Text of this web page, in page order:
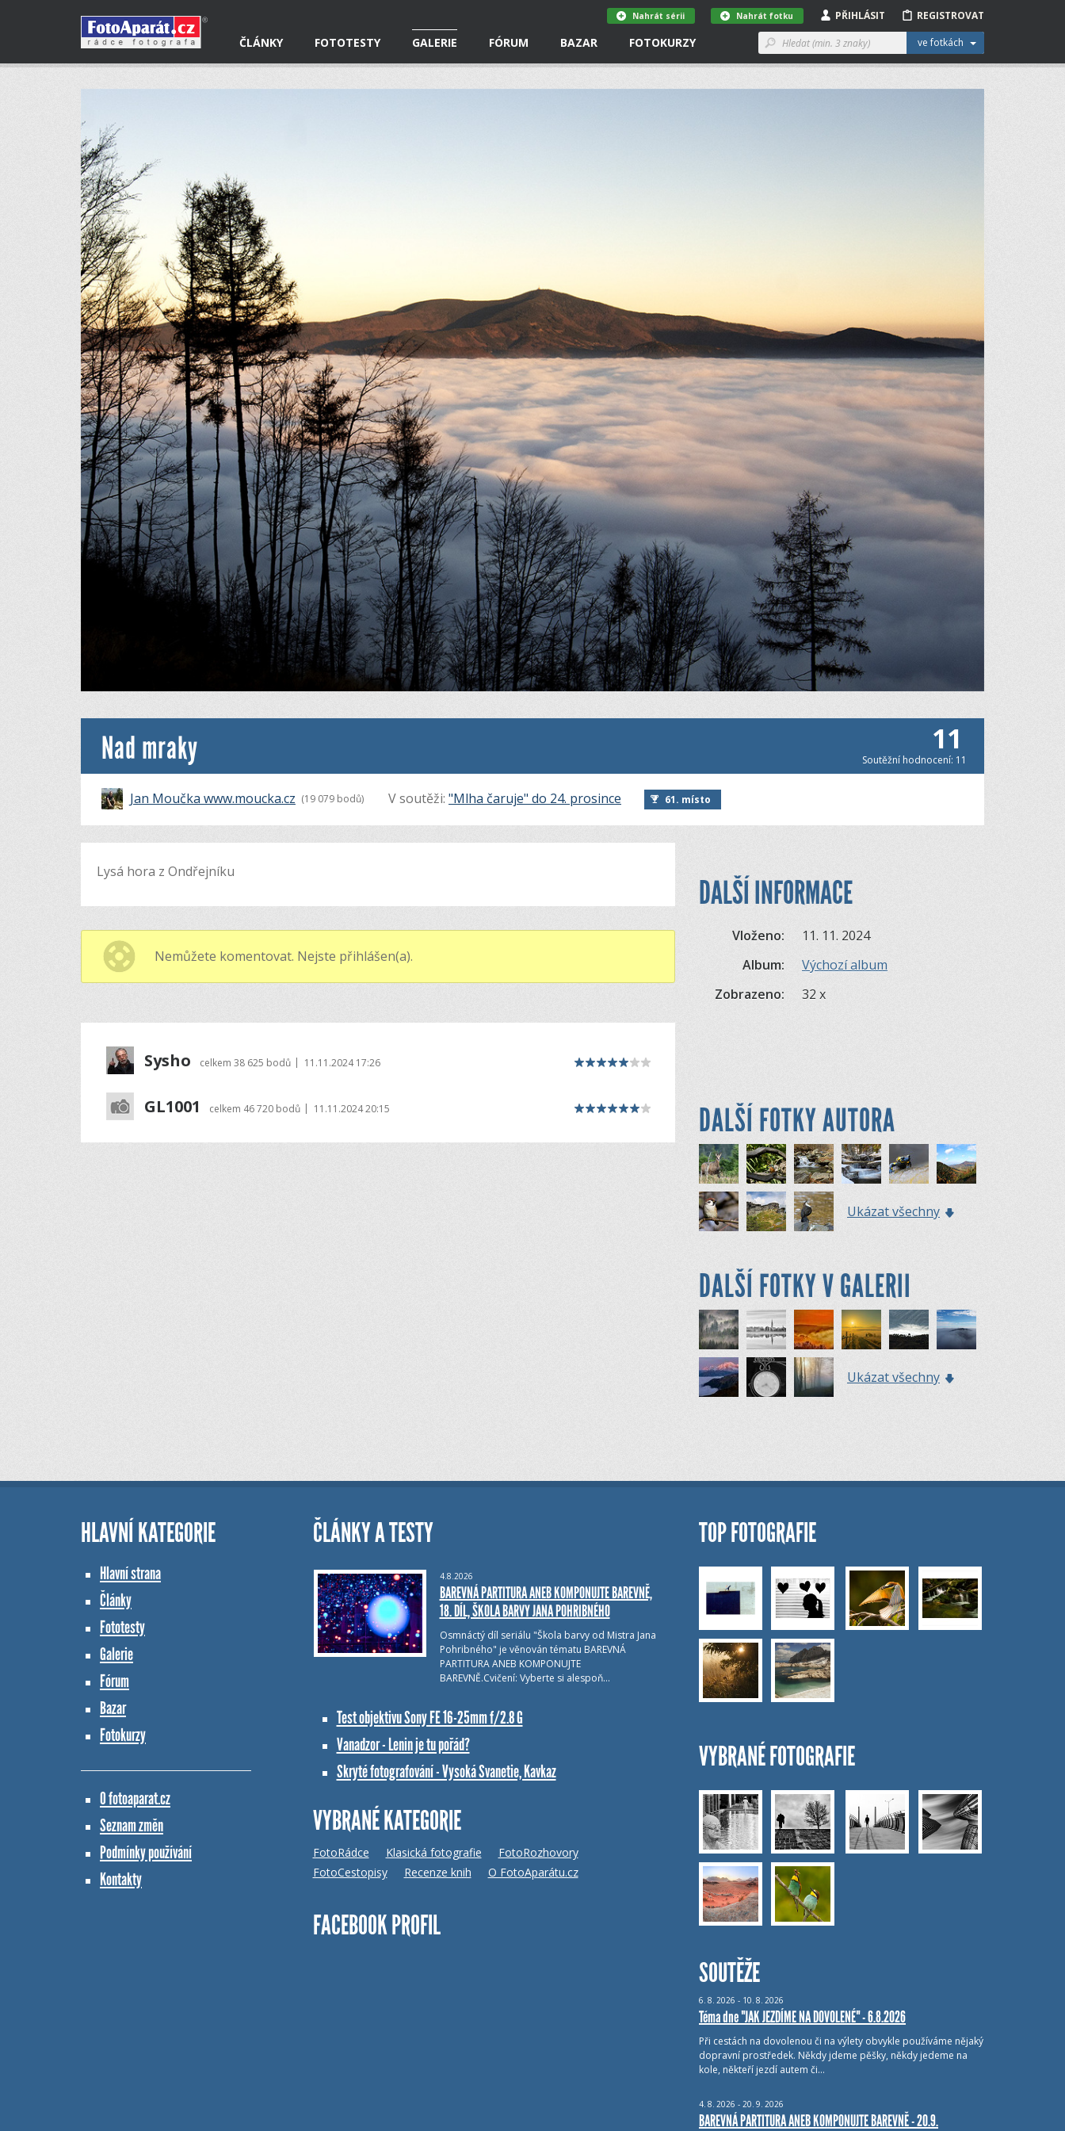
ČLÁNKY FOTOTESTY GALERIE FÓRUM BAZAR FOTOKURZY ve fotkách
REGISTROVAT
PŘIHLÁSIT
Nahrát fotku
Nahrát sérii
Nad mraky 11
Soutěžní hodnocení: 11
Jan Moučka www.moucka.cz (19 079 bodů) V soutěži: "Mlha čaruje" do 24. prosince 61. místo
Lysá hora z Ondřejníku
Nemůžete komentovat. Nejste přihlášen(a).
Sysho celkem 38 625 bodů | 11.11.2024 17:26
GL1001 celkem 46 720 bodů | 11.11.2024 20:15
DALŠÍ INFORMACE
Vloženo:
11. 11. 2024
Album:
Výchozí album
Zobrazeno:
32 x
DALŠÍ FOTKY AUTORA
Ukázat všechny
DALŠÍ FOTKY V GALERII
Ukázat všechny
HLAVNÍ KATEGORIE
Hlavní strana
Články
Fototesty
Galerie
Fórum
Bazar
Fotokurzy
O fotoaparat.cz
Seznam změn
Podmínky používání
Kontakty
ČLÁNKY A TESTY
4.8.2026
BAREVNÁ PARTITURA ANEB KOMPONUJTE BAREVNĚ,
18. DÍL, ŠKOLA BARVY JANA POHRIBNÉHO
Osmnáctý díl seriálu "Škola barvy od Mistra Jana
Pohribného" je věnován tématu BAREVNÁ
PARTITURA ANEB KOMPONUJTE
BAREVNĚ.Cvičení: Vyberte si alespoň…
Test objektivu Sony FE 16-25mm f/2.8 G
Vanadzor - Lenin je tu pořád?
Skryté fotografování - Vysoká Svanetie, Kavkaz
VYBRANÉ KATEGORIE
FotoRádce Klasická fotografie
FotoRozhovory
FotoCestopisy
Recenze knih O FotoAparátu.cz
FACEBOOK PROFIL
TOP FOTOGRAFIE
VYBRANÉ FOTOGRAFIE
SOUTĚŽE
6. 8. 2026 - 10. 8. 2026
Téma dne "JAK JEZDÍME NA DOVOLENÉ" - 6.8.2026
Při cestách na dovolenou či na výlety obvykle používáme nějaký
dopravní prostředek. Někdy jdeme pěšky, někdy jedeme na
kole, někteří jezdí autem či…
4. 8. 2026 - 20. 9. 2026
BAREVNÁ PARTITURA ANEB KOMPONUJTE BAREVNĚ - 20.9.